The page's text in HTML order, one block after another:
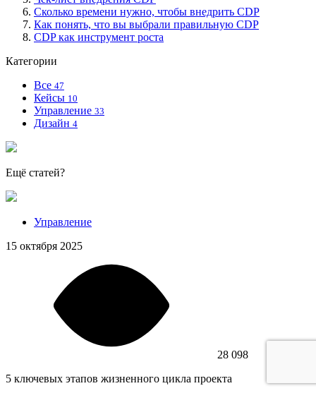
Сколько времени нужно, чтобы внедрить CDP
Как понять, что вы выбрали правильную CDP
CDP как инструмент роста
Категории
Все 47
Кейсы 10
Управление 33
Дизайн 4
Ещё статей?
Управление
15 октября 2025
28 098
5 ключевых этапов жизненного цикла проекта